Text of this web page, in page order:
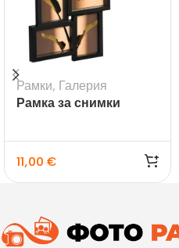
Рамки, Галерия
Рамка за снимки
11,00 €